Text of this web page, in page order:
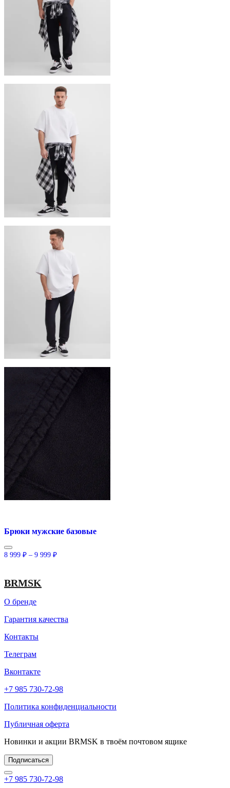
Брюки мужские базовые
8 999 ₽ – 9 999 ₽Диапазон
BRMSK
О бренде
Гарантия качества
Контакты
Телеграм
Вконтакте
+7 985 730-72-98
Политика конфиденциальности
Публичная оферта
Новинки и акции BRMSK в твоём почтовом ящике
Подписаться
+7 985 730-72-98